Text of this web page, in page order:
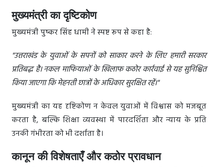
मुख्यमंत्री का दृष्टिकोण
मुख्यमंत्री पुष्कर सिंह धामी ने स्पष्ट रूप से कहा है:
"उत्तराखंड के युवाओं के सपनों को साकार करने के लिए हमारी सरकार
प्रतिबद्ध है। नकल माफियाओं के खिलाफ कठोर कार्रवाई से यह सुनिश्चित
किया जाएगा कि मेहनती छात्रों के अधिकार सुरक्षित रहें।"
मुख्यमंत्री का यह दृष्टिकोण न केवल युवाओं में विश्वास को मजबूत
करता है, बल्कि शिक्षा व्यवस्था में पारदर्शिता और न्याय के प्रति
उनकी गंभीरता को भी दर्शाता है।
कानून की विशेषताएँ और कठोर प्रावधान